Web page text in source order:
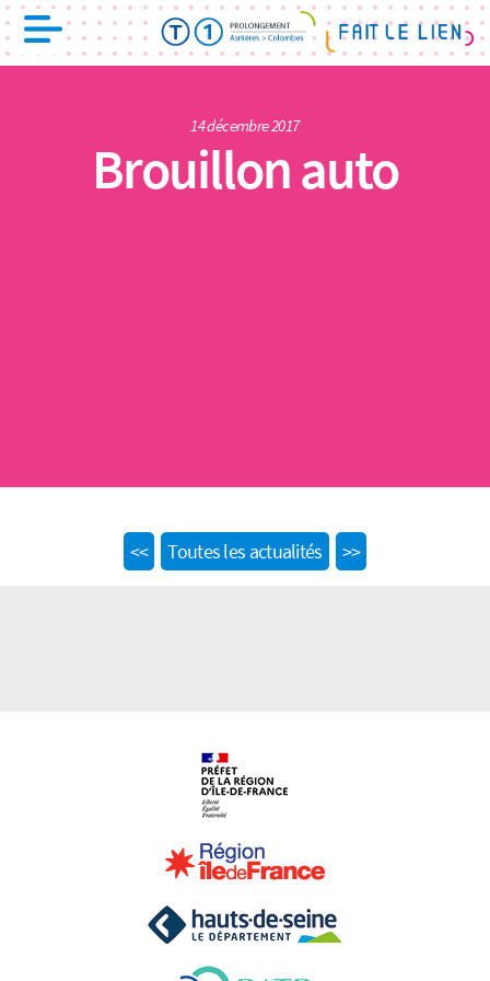
14 décembre 2017
Brouillon auto
<<Previous
Toutes les actualités >>Next